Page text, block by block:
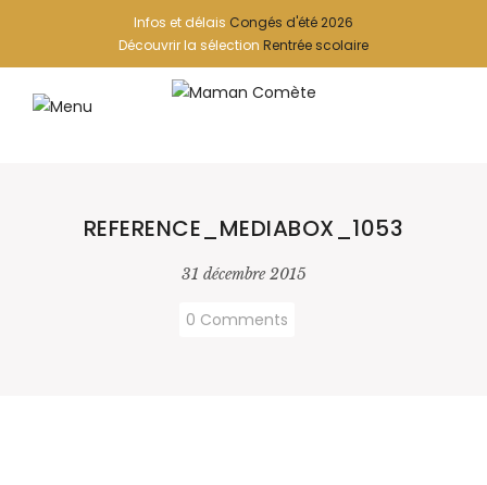
Infos et délais Congés d'été 2026
Découvrir la sélection Rentrée scolaire
REFERENCE_MEDIABOX_1053
31 décembre 2015
0 Comments